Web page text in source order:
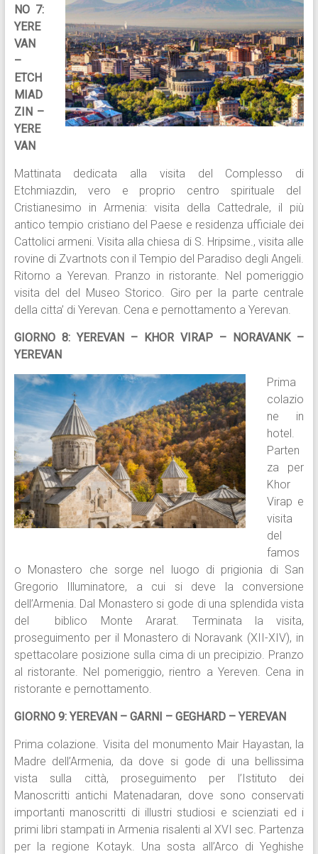
NO 7:
YERE
VAN
–
ETCH
MIAD
ZIN –
YERE
VAN
Mattinata dedicata alla visita del Complesso di
Etchmiazdin, vero e proprio centro spirituale del
Cristianesimo in Armenia: visita della Cattedrale, il più
antico tempio cristiano del Paese e residenza ufficiale dei
Cattolici armeni. Visita alla chiesa di S. Hripsime., visita alle
rovine di Zvartnots con il Tempio del Paradiso degli Angeli.
Ritorno a Yerevan. Pranzo in ristorante. Nel pomeriggio
visita del del Museo Storico. Giro per la parte centrale
della citta’ di Yerevan. Cena e pernottamento a Yerevan.
GIORNO 8: YEREVAN – KHOR VIRAP – NORAVANK –
YEREVAN
Prima
colazio
ne in
hotel.
Parten
za per
Khor
Virap e
visita
del
famos
o Monastero che sorge nel luogo di prigionia di San
Gregorio Illuminatore, a cui si deve la conversione
dell’Armenia. Dal Monastero si gode di una splendida vista
del biblico Monte Ararat. Terminata la visita,
proseguimento per il Monastero di Noravank (XII-XIV), in
spettacolare posizione sulla cima di un precipizio. Pranzo
al ristorante. Nel pomeriggio, rientro a Yereven. Cena in
ristorante e pernottamento.
GIORNO 9: YEREVAN – GARNI – GEGHARD – YEREVAN
Prima colazione. Visita del monumento Mair Hayastan, la
Madre dell’Armenia, da dove si gode di una bellissima
vista sulla città, proseguimento per l’Istituto dei
Manoscritti antichi Matenadaran, dove sono conservati
importanti manoscritti di illustri studiosi e scienziati ed i
primi libri stampati in Armenia risalenti al XVI sec. Partenza
per la regione Kotayk. Una sosta all’Arco di Yeghishe